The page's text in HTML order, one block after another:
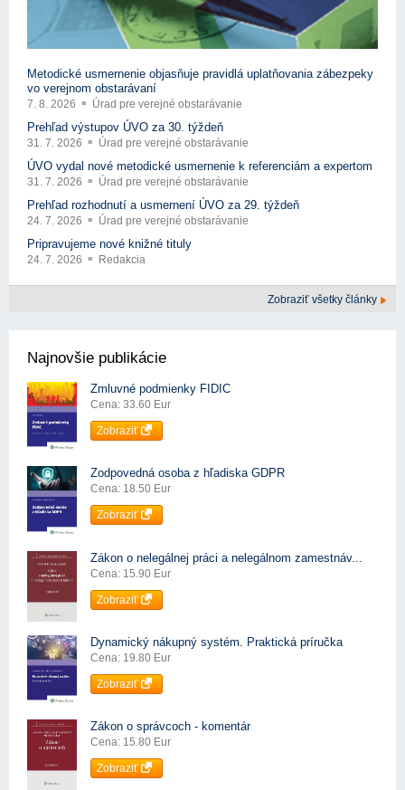
Metodické usmernenie objasňuje pravidlá uplatňovania zábezpeky
vo verejnom obstarávaní
7. 8. 2026 Úrad pre verejné obstarávanie
Prehľad výstupov ÚVO za 30. týždeň
31. 7. 2026 Úrad pre verejné obstarávanie
ÚVO vydal nové metodické usmernenie k referenciám a expertom
31. 7. 2026 Úrad pre verejné obstarávanie
Prehľad rozhodnutí a usmernení ÚVO za 29. týždeň
24. 7. 2026 Úrad pre verejné obstarávanie
Pripravujeme nové knižné tituly
24. 7. 2026 Redakcia
Zobraziť všetky články
Najnovšie publikácie
Zmluvné podmienky FIDIC
Cena: 33.60 Eur
Zobraziť
Zodpovedná osoba z hľadiska GDPR
Cena: 18.50 Eur
Zobraziť
Zákon o nelegálnej práci a nelegálnom zamestnáv...
Cena: 15.90 Eur
Zobraziť
Dynamický nákupný systém. Praktická príručka
Cena: 19.80 Eur
Zobraziť
Zákon o správcoch - komentár
Cena: 15.80 Eur
Zobraziť